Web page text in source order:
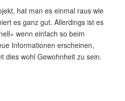
hat man es einmal raus wie
es ganz gut. Allerdings ist es
wenn einfach so beim
Informationen erscheinen,
dies wohl Gewohnheit zu sein.